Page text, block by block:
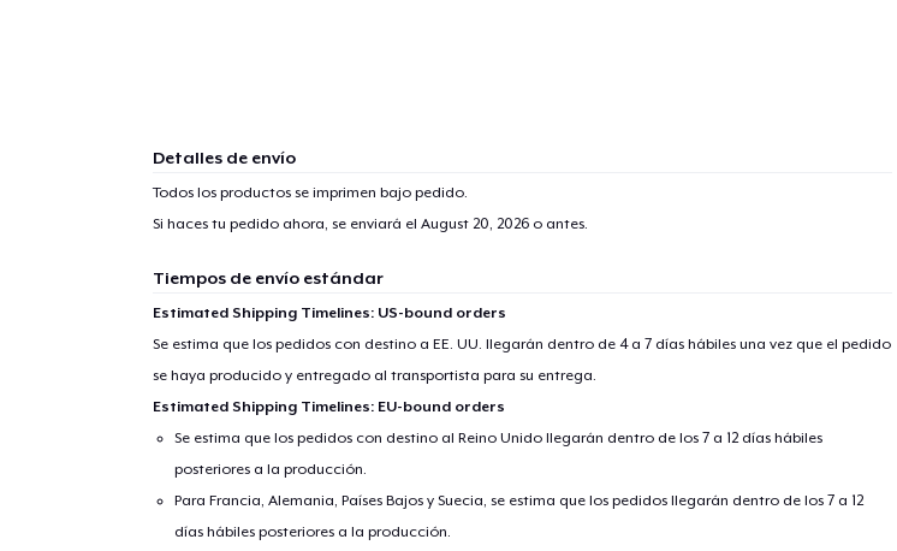
Detalles de envío
Todos los productos se imprimen bajo pedido.
Si haces tu pedido ahora, se enviará el August 20, 2026o antes.
Tiempos de envío estándar
Estimated Shipping Timelines: US-bound orders
Se estima que los pedidos con destino a EE. UU. llegarán dentro de 4 a 7 días hábiles una vez que el pedido
se haya producido y entregado al transportista para su entrega.
Estimated Shipping Timelines: EU-bound orders
Se estima que los pedidos con destino al Reino Unido llegarán dentro de los 7 a 12 días hábiles
posteriores a la producción.
Para Francia, Alemania, Países Bajos y Suecia, se estima que los pedidos llegarán dentro de los 7 a 12
días hábiles posteriores a la producción.